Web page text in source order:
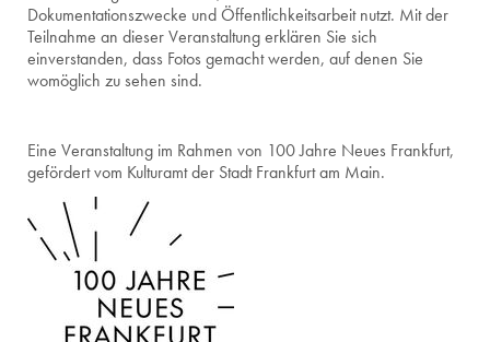
Dokumentationszwecke und Öffentlichkeitsarbeit nutzt. Mit der
Teilnahme an dieser Veranstaltung erklären Sie sich
einverstanden, dass Fotos gemacht werden, auf denen Sie
womöglich zu sehen sind.
Eine Veranstaltung im Rahmen von 100 Jahre Neues Frankfurt,
gefördert vom Kulturamt der Stadt Frankfurt am Main.